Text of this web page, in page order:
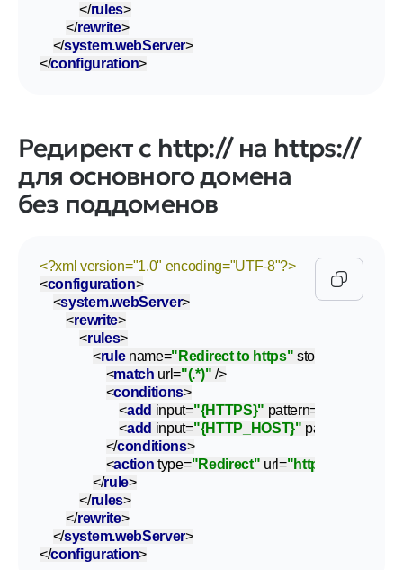
</rules>
</rewrite>
</system.webServer>
</configuration>
Редирект c http:// на https://
для основного домена
без поддоменов
<?xml version="1.0" encoding="UTF-8"?>
<configuration>
<system.webServer>
<rewrite>
<rules>
<rule name="Redirect to https" stopProcessing
<match url="(.*)" />
<conditions>
<add input="{HTTPS}" pattern=
<add input="{HTTP_HOST}" pattern
</conditions>
<action type="Redirect" url="https://
</rule>
</rules>
</rewrite>
</system.webServer>
</configuration>